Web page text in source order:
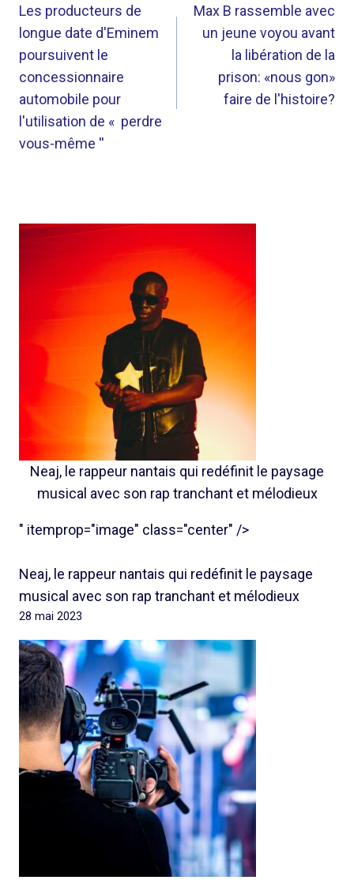
DE
L’ARTICLE
Les producteurs de
longue date d'Eminem
poursuivent le
concessionnaire
automobile pour
l'utilisation de « perdre
vous-même ''
Max B rassemble avec
un jeune voyou avant
la libération de la
prison: «nous gon»
faire de l'histoire?
Neaj, le rappeur nantais qui redéfinit le paysage
musical avec son rap tranchant et mélodieux
" itemprop="image" class="center" />
Neaj, le rappeur nantais qui redéfinit le paysage
musical avec son rap tranchant et mélodieux
28 mai 2023